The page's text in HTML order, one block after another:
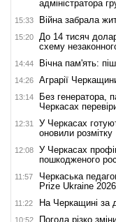
адміністратора
15:33 Війна забрала
15:20
До 14 тисяч
схему
14:44 Вічна пам'ять:
14:26 Аграрії
13:14
Без генератора,
Черкасах
12:31
У Черкасах
оновили розмітку
12:08
У Черкасах
пошкодженого
11:57
Черкаська
Prize Ukraine 2026
11:22 На Черкащині за
10:52 Погода різко